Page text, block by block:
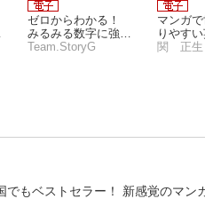
ゼロからわかる！
みるみる数字に強く
なるマンガ
Team.StoryG
マンガ
りやすい
業
関 正生
もベストセラー！ 新感覚のマ